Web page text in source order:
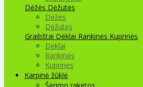
Dėžės Dėžutės
Dėžės
Dėžutės
Graibštai Dėklai Rankinės Kuprinės
Dėklai
Rankinės
Kuprinės
Karpinė žūklė
Šėrimo raketos